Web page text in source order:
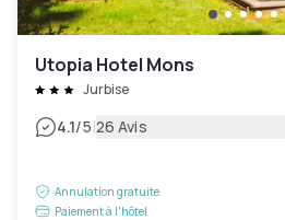
Utopia Hotel Mons
Jurbise
4.1/5|26 Avis
Annulation gratuite
Paiement à l'hôtel